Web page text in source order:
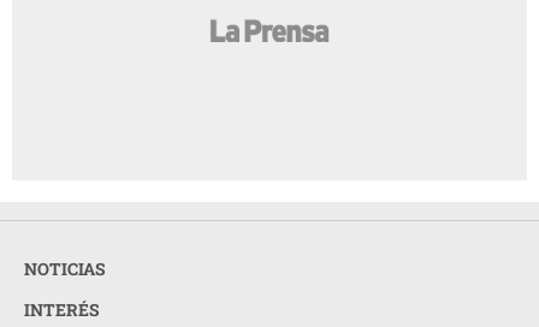
NOTICIAS
INTERÉS